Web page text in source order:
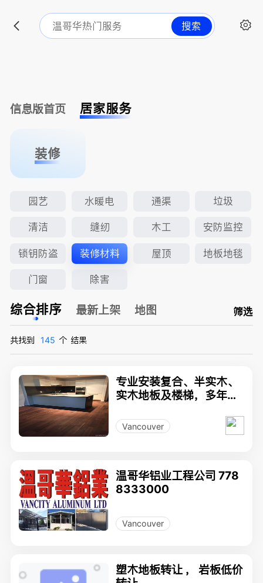
搜索
信息版首页 居家服务
装修
园艺 水暖电 通渠 垃圾
清洁 缝纫 木工 安防监控
锁钥防盗 装修材料 屋顶 地板地毯
门窗 除害
综合排序 最新上架 地图 筛选
共找到 145 个 结果
专业安装复合、半实木、
实木地板及楼梯，多年地
价!
Vancouver
温哥华铝业工程公司 778
8333000
Vancouver
塑木地板转让 ， 岩板低价